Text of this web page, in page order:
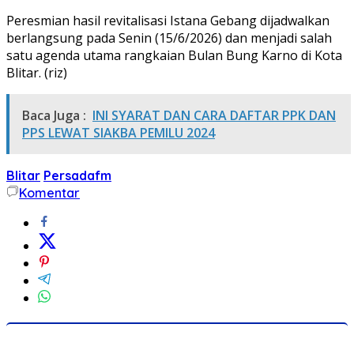
Peresmian hasil revitalisasi Istana Gebang dijadwalkan
berlangsung pada Senin (15/6/2026) dan menjadi salah
satu agenda utama rangkaian Bulan Bung Karno di Kota
Blitar. (riz)
Baca Juga : INI SYARAT DAN CARA DAFTAR PPK DAN
PPS LEWAT SIAKBA PEMILU 2024
Blitar Persadafm
Komentar